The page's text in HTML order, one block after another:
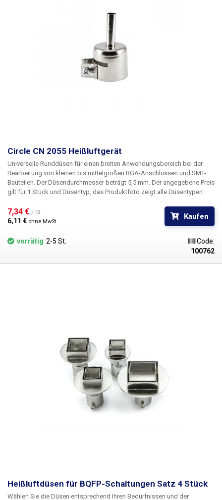
Circle CN 2055 Heißluftgerät
Universelle Runddüsen für einen breiten Anwendungsbereich bei der
Bearbeitung von kleinen bis mittelgroßen BGA-Anschlüssen und SMT-
Bauteilen. Der Düsendurchmesser beträgt 5,5 mm. Der angegebene Preis
gilt für 1 Stück und Düsentyp, das Produktfoto zeigt alle Düsentypen.
7,34 € / St.
6,11 € ohne MwSt
Kaufen
vorrätig 2-5 St.
Code:
100762
Heißluftdüsen für BQFP-Schaltungen Satz 4 Stück
Wählen Sie die Düsen entsprechend Ihren Bedürfnissen und der